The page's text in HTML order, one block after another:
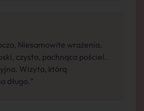
Niesamowite wrażenia.
czysta, pachnąca pościel.
Wizyta, którą
długo."